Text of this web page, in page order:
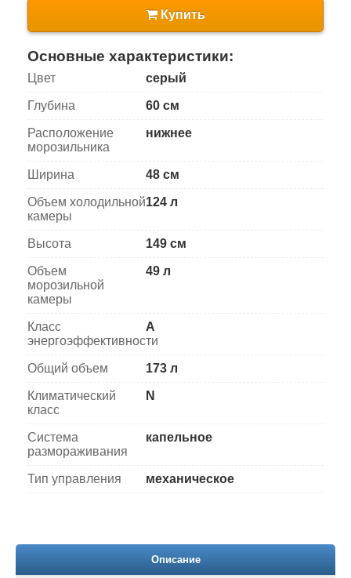
Купить
Основные характеристики:
Цвет серый
Глубина 60 см
Расположение
морозильника
нижнее
Ширина 48 см
Объем холодильной
камеры
124 л
Высота 149 см
Объем
морозильной
камеры
49 л
Класс
энергоэффективности
A
Общий объем 173 л
Климатический
класс
N
Система
размораживания
капельное
Тип управления механическое
Описание